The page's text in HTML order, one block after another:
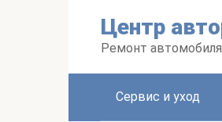
Центр
Ремонт
Сервис и уход